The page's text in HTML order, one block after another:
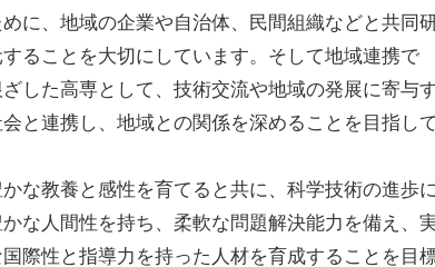
に、地域の企業や自治体、民間組織などと共同
ることを大切にしています。そして地域連携で
した高専として、技術交流や地域の発展に寄与
と連携し、地域との関係を深めることを目指して
な教養と感性を育てると共に、科学技術の進歩に
な人間性を持ち、柔軟な問題解決能力を備え、
際性と指導力を持った人材を育成することを目